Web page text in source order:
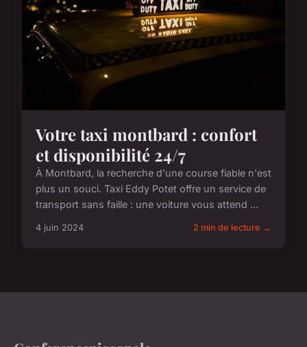
Votre taxi montbard : confort
et disponibilité 24/7
À Montbard, la recherche d'une course fiable n'est
plus un souci. Taxi Eddy Potet offre un service de
transport sans faille : une voiture vous attend ...
4 juin 2024 2 min de lecture →